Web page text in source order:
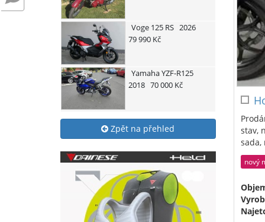
Voge125 RS 2026
79 990 Kč
YamahaYZF-R125
2018 70 000 Kč
Zpět na přehled
stav,
sada,
nový